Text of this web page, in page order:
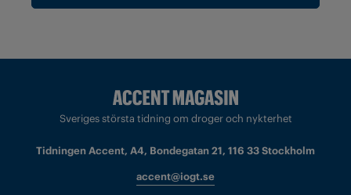
Sveriges största tidning om droger och nykterhet
Tidningen Accent, A4, Bondegatan 21, 116 33 Stockholm
accent@iogt.se